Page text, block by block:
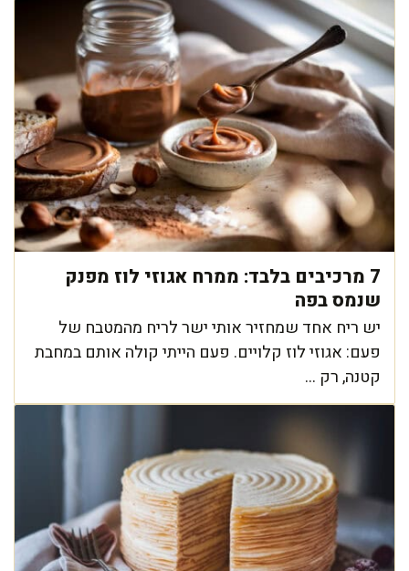
7 מרכיבים בלבד: ממרח אגוזי לוז מפנק
שנמס בפה
יש ריח אחד שמחזיר אותי ישר לריח מהמטבח של
פעם: אגוזי לוז קלויים. פעם הייתי קולה אותם במחבת
קטנה, רק ...